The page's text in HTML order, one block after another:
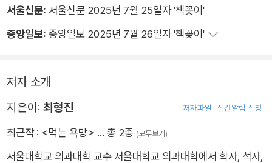
서울신문: 서울신문 2025년 7월 25일자 '책꽂이'
중앙일보: 중앙일보 2025년 7월 26일자 '책꽂이'
저자 소개
지은이: 최형진 저자파일 신간알림 신청
최근작 : <먹는 욕망> … 총 2종 (모두보기)
서울대학교 의과대학 교수 서울대학교 의과대학에서 학사, 석사,